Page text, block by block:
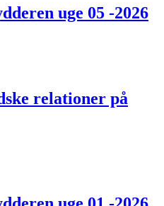
uge 05 -2026
relationer på